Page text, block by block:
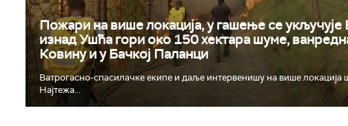
Пожари на више локација, у гашење се укључује
изнад Ушћа гори око 150 хектара шуме,
Ковину и у Бачкој Паланци
Ватрогасно-спасилачке екипе и даље интервенишу на више локација
Најтежа...